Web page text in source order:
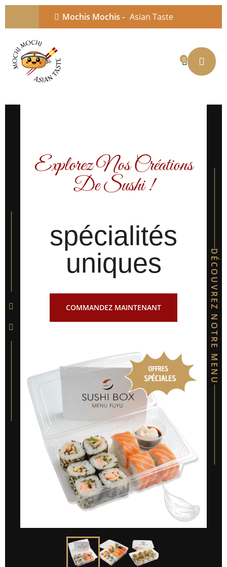
Mochis Mochis - Asian Taste
0
Explorez Nos Créations
De Sushi !
spécialités
uniques
COMMANDEZ MAINTENANT DÉCOUVREZ NOTRE MENU